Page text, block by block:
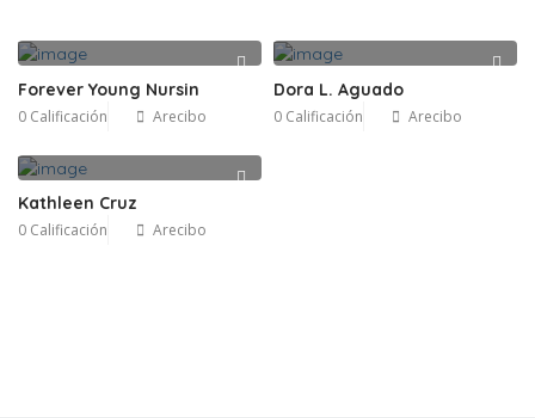
Forever Young Nursin
0 Calificación Arecibo
Dora L. Aguado
0 Calificación Arecibo
Kathleen Cruz
0 Calificación Arecibo